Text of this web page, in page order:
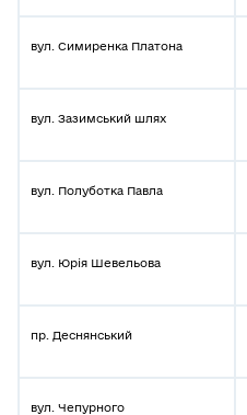
вул. Симиренка Платона
вул. Зазимський шлях
вул. Полуботка Павла
вул. Юрія Шевельова
пр. Деснянський
вул. Чепурного